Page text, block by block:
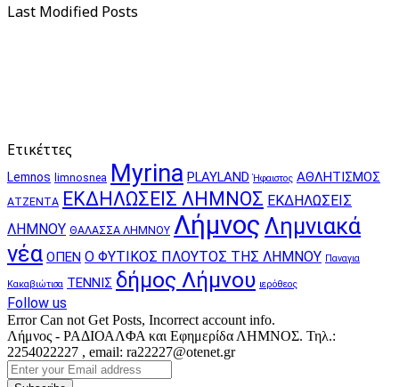
Last Modified Posts
Ετικέττες
Lemnos limnosnea Myrina PLAYLAND Ήφαιστος ΑΘΛΗΤΙΣΜΟΣ
ΑΤΖΕΝΤΑ ΕΚΔΗΛΩΣΕΙΣ ΛΗΜΝΟΣ ΕΚΔΗΛΩΣΕΙΣ
ΛΗΜΝΟΥ ΘΑΛΑΣΣΑ ΛΗΜΝΟΥ Λήμνος Λημνιακά
νέα ΟΠΕΝ Ο ΦΥΤΙΚΟΣ ΠΛΟΥΤΟΣ ΤΗΣ ΛΗΜΝΟΥ Παναγια
Κακαβιώτισα ΤΕΝΝΙΣ δήμος Λήμνου ιερόθεος
Follow us
Error Can not Get Posts, Incorrect account info.
Λήμνος - ΡΑΔΙΟΑΛΦΑ και Εφημερίδα ΛΗΜΝΟΣ. Τηλ.:
2254022227 , email: ra22227@otenet.gr
Enter
your